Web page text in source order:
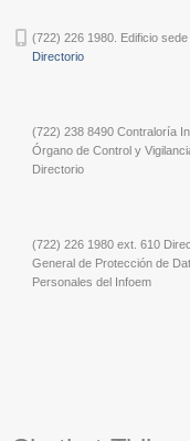
(722) 226 1980. Edificio sede
Directorio
(722) 238 8490 Contraloría
Órgano de Control y
Directorio
(722) 226 1980 ext. 610
General de Protección de
Personales del Infoem